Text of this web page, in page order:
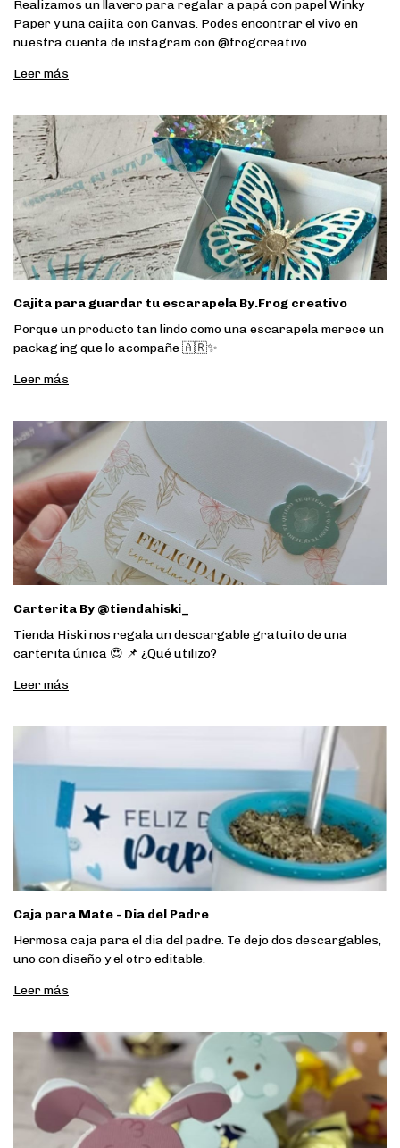
Realizamos un llavero para regalar a papá con papel Winky
Paper y una cajita con Canvas. Podes encontrar el vivo en
nuestra cuenta de instagram con @frogcreativo.
Leer más
Cajita para guardar tu escarapela By.Frog creativo
Porque un producto tan lindo como una escarapela merece un
packaging que lo acompañe 🇦🇷✨
Leer más
Carterita By @tiendahiski_
Tienda Hiski nos regala un descargable gratuito de una
carterita única 😍 📌 ¿Qué utilizo?
Leer más
Caja para Mate - Dia del Padre
Hermosa caja para el dia del padre. Te dejo dos descargables,
uno con diseño y el otro editable.
Leer más